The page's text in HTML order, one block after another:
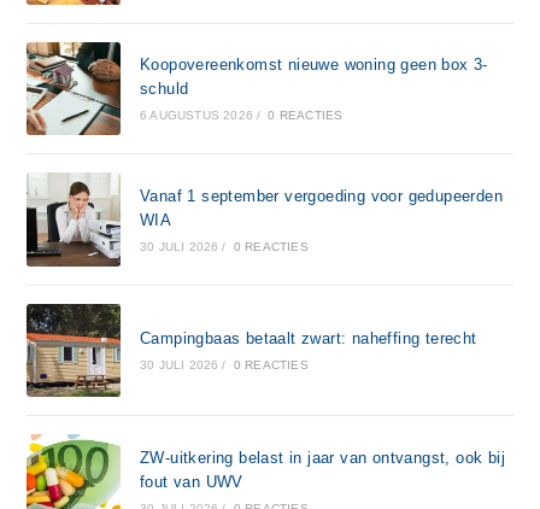
Koopovereenkomst nieuwe woning geen box 3-
schuld
6 AUGUSTUS 2026 / 0 REACTIES
Vanaf 1 september vergoeding voor gedupeerden
WIA
30 JULI 2026 / 0 REACTIES
Campingbaas betaalt zwart: naheffing terecht
30 JULI 2026 / 0 REACTIES
ZW-uitkering belast in jaar van ontvangst, ook bij
fout van UWV